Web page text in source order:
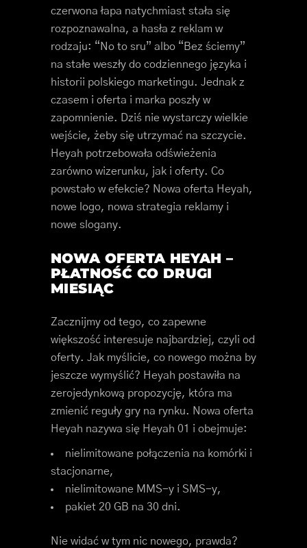
czerwona łapa natychmiast stała się
rozpoznawalna, a hasła z reklam w
rodzaju: “No to sru” albo “Bez ściemy”
na stałe weszły do codziennego języka i
historii polskiego marketingu. Jednak z
czasem i oferta i marka poszły w
zapomnienie. Dziś nie wystarczy wielkie
wejście, żeby się utrzymać na szczycie.
Heyah potrzebowała odświeżenia
zarówno wizerunku, jak i oferty. Co
powstało w efekcie? Nowa oferta Heyah,
nowe logo, nowa strategia reklamy i
nowe slogany.
NOWA OFERTA HEYAH –
PŁATNOŚĆ CO DRUGI
MIESIĄC
Zacznijmy od tego, co zapewne
większość interesuje najbardziej, czyli od
oferty. Jak myślicie, co nowego można by
jeszcze wymyślić? Heyah postawiła na
zerojedynkową propozycję, która ma
zmienić reguły gry na rynku. Nowa oferta
Heyah nazywa się Heyah 01 i obejmuje:
nielimitowane połączenia na komórki i
stacjonarne,
nielimitowane MMS-y i SMS-y,
pakiet 20 GB na 30 dni.
Nie widać w tym nic nowego, prawda?